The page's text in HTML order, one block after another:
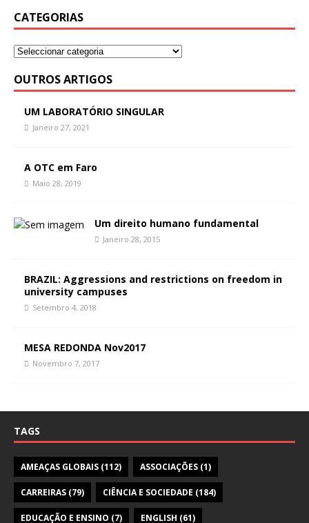
CATEGORIAS
OUTROS ARTIGOS
UM LABORATÓRIO SINGULAR
Janeiro 27, 2021
A OTC em Faro
Maio 28, 2019
Um direito humano fundamental
Janeiro 28, 2015
BRAZIL: Aggressions and restrictions on freedom in
university campuses
Setembro 4, 2018
MESA REDONDA Nov2017
Novembro 7, 2017
TAGS
AMEAÇAS GLOBAIS (112) ASSOCIAÇÕES (1)
CARREIRAS (79) CIÊNCIA E SOCIEDADE (184)
EDUCAÇÃO E ENSINO (7) ENGLISH (61)